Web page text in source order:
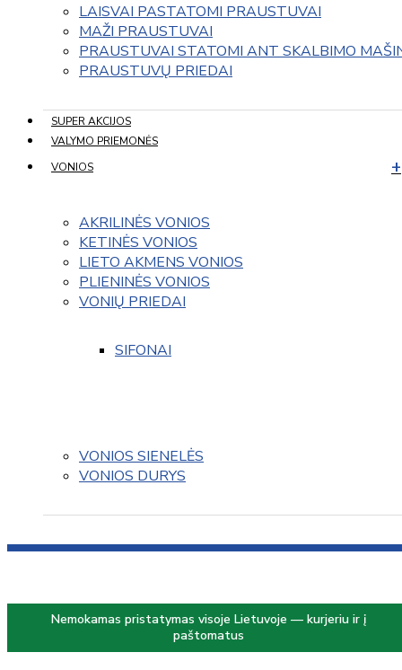
LAISVAI PASTATOMI PRAUSTUVAI
MAŽI PRAUSTUVAI
PRAUSTUVAI STATOMI ANT SKALBIMO
PRAUSTUVŲ PRIEDAI
SUPER AKCIJOS
VALYMO PRIEMONĖS
VONIOS
AKRILINĖS VONIOS
KETINĖS VONIOS
LIETO AKMENS VONIOS
PLIENINĖS VONIOS
VONIŲ PRIEDAI
SIFONAI
VONIOS SIENELĖS
VONIOS DURYS
Nemokamas pristatymas visoje Lietuvoje — kurjeriu ir į
paštomatus